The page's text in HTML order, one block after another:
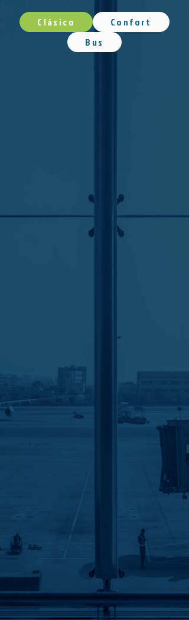
Clásico
Confort
Bus